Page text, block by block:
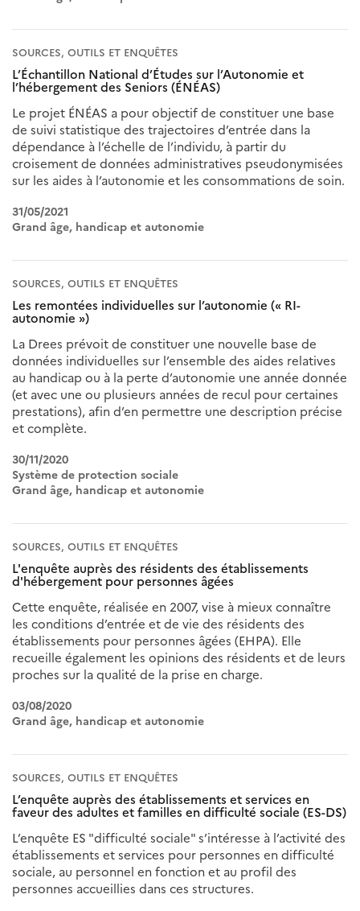
SOURCES, OUTILS ET ENQUÊTES
L’Échantillon National d’Études sur l’Autonomie et
l’hébergement des Seniors (ÉNÉAS)
Le projet ÉNÉAS a pour objectif de constituer une base
de suivi statistique des trajectoires d’entrée dans la
dépendance à l’échelle de l’individu, à partir du
croisement de données administratives pseudonymisées
sur les aides à l’autonomie et les consommations de soin.
31/05/2021
Grand âge, handicap et autonomie
SOURCES, OUTILS ET ENQUÊTES
Les remontées individuelles sur l’autonomie (« RI-
autonomie »)
La Drees prévoit de constituer une nouvelle base de
données individuelles sur l’ensemble des aides relatives
au handicap ou à la perte d’autonomie une année donnée
(et avec une ou plusieurs années de recul pour certaines
prestations), afin d’en permettre une description précise
et complète.
30/11/2020
Système de protection sociale
Grand âge, handicap et autonomie
SOURCES, OUTILS ET ENQUÊTES
L'enquête auprès des résidents des établissements
d'hébergement pour personnes âgées
Cette enquête, réalisée en 2007, vise à mieux connaître
les conditions d’entrée et de vie des résidents des
établissements pour personnes âgées (EHPA). Elle
recueille également les opinions des résidents et de leurs
proches sur la qualité de la prise en charge.
03/08/2020
Grand âge, handicap et autonomie
SOURCES, OUTILS ET ENQUÊTES
L’enquête auprès des établissements et services en
faveur des adultes et familles en difficulté sociale (ES-DS)
L’enquête ES "difficulté sociale" s’intéresse à l’activité des
établissements et services pour personnes en difficulté
sociale, au personnel en fonction et au profil des
personnes accueillies dans ces structures.